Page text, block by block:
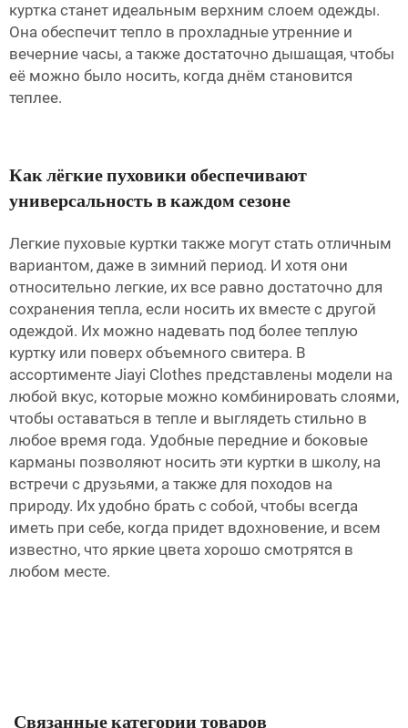
куртка станет идеальным верхним слоем одежды.
Она обеспечит тепло в прохладные утренние и
вечерние часы, а также достаточно дышащая, чтобы
её можно было носить, когда днём становится
теплее.
Как лёгкие пуховики обеспечивают
универсальность в каждом сезоне
Легкие пуховые куртки также могут стать отличным
вариантом, даже в зимний период. И хотя они
относительно легкие, их все равно достаточно для
сохранения тепла, если носить их вместе с другой
одеждой. Их можно надевать под более теплую
куртку или поверх объемного свитера. В
ассортименте Jiayi Clothes представлены модели на
любой вкус, которые можно комбинировать слоями,
чтобы оставаться в тепле и выглядеть стильно в
любое время года. Удобные передние и боковые
карманы позволяют носить эти куртки в школу, на
встречи с друзьями, а также для походов на
природу. Их удобно брать с собой, чтобы всегда
иметь при себе, когда придет вдохновение, и всем
известно, что яркие цвета хорошо смотрятся в
любом месте.
Связанные категории товаров